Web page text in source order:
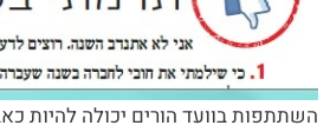
השתתפות בוועד הורים יכולה להיות